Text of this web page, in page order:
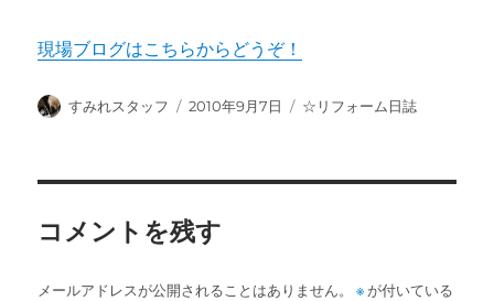
現場ブログはこちらからどうぞ！
投
すみれスタッフ
投
2010年9月7日
カ
☆リフォーム日誌
コメントを残す
メールアドレスが公開されることはありません。 ※ が付いている